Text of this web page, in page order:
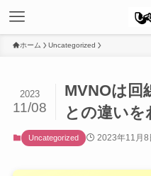
ホーム Uncategorized
MVNOは回
との違いを
2023
11/08
Uncategorized 2023年11月8